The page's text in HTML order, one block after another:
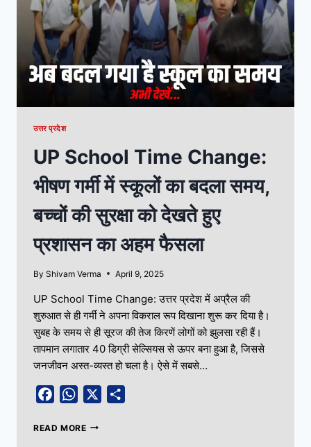
उत्तर प्रदेश
UP School Time Change:
भीषण गर्मी में स्कूलों का बदला समय,
बच्चों की सुरक्षा को देखते हुए
प्रशासन का अहम फैसला
By Shivam Verma April 9, 2025
UP School Time Change: उत्तर प्रदेश में अप्रैल की
शुरुआत से ही गर्मी ने अपना विकराल रूप दिखाना शुरू कर दिया है।
सुबह के समय से ही सूरज की तेज किरणें लोगों को झुलसा रही हैं।
तापमान लगातार 40 डिग्री सेल्सियस से ऊपर बना हुआ है, जिससे
जनजीवन अस्त-व्यस्त हो चला है। ऐसे में सबसे…
FacebookWhatsApp
READ MORE